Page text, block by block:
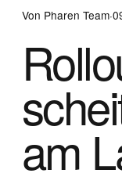
Von Pharen Team·
am